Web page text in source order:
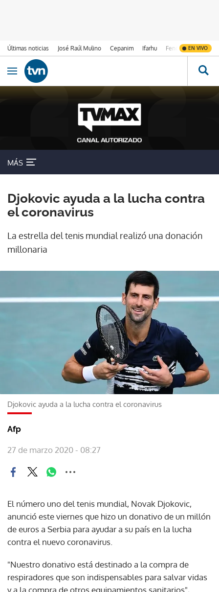
Últimas noticias José Raúl Mulino Cepanim Ifarhu Fenómeno de El
EN VIVO
Ir al contenido
Obrir navegació
MÁS
Djokovic ayuda a la lucha contra
el coronavirus
La estrella del tenis mundial realizó una donación
millonaria
Djokovic ayuda a la lucha contra el coronavirus
Afp
27 de marzo 2020 - 08:27
El número uno del tenis mundial, Novak Djokovic,
anunció este viernes que hizo un donativo de un millón
de euros a Serbia para ayudar a su país en la lucha
contra el nuevo coronavirus.
"Nuestro donativo está destinado a la compra de
respiradores que son indispensables para salvar vidas
y a la compra de otros equipamientos sanitarios",